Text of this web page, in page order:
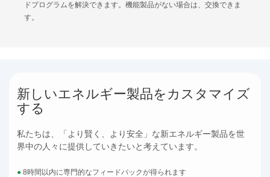
ドプログラムを解決できます。機能製品がない場合は、交換できま
す。
新しいエネルギー製品をカスタマイズ
する
私たちは、「より賢く、より安全」な新エネルギー製品を世
界中の人々に提供していきたいと考えています。
●8時間以内に専門的なフィードバックが得られます